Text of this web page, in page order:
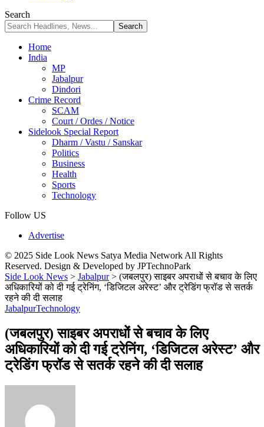
Search
Home
India
MP
Jabalpur
Dindori
Crime Record
SCAM
Court / Ordes / Notice
Sidelook Special Report
Dharm / Vastu / Sanskar
Politics
Business
Health
Sports
Technology
Follow US
Advertise
© 2025 Side Look News Satya Media Network All Rights
Reserved. Design & Developed by JPTechnoPark
Side Look News > Jabalpur> (जबलपुर) साइबर अपराधों से बचाव के लिए
अधिकारियों को दी गई ट्रेनिंग, ‘डिजिटल अरेस्ट’ और ट्रेडिंग फ्रॉड से सतर्क
रहने की दी सलाह
JabalpurTechnology
(जबलपुर) साइबर अपराधों से बचाव के लिए
अधिकारियों को दी गई ट्रेनिंग, ‘डिजिटल अरेस्ट’ और
ट्रेडिंग फ्रॉड से सतर्क रहने की दी सलाह